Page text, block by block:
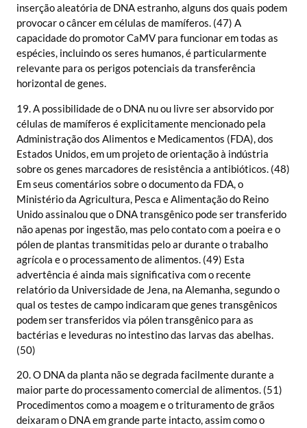
inserção aleatória de DNA estranho, alguns dos quais podem
provocar o câncer em células de mamíferos. (47) A
capacidade do promotor CaMV para funcionar em todas as
espécies, incluindo os seres humanos, é particularmente
relevante para os perigos potenciais da transferência
horizontal de genes.
19. A possibilidade de o DNA nu ou livre ser absorvido por
células de mamíferos é explicitamente mencionado pela
Administração dos Alimentos e Medicamentos (FDA), dos
Estados Unidos, em um projeto de orientação à indústria
sobre os genes marcadores de resistência a antibióticos. (48)
Em seus comentários sobre o documento da FDA, o
Ministério da Agricultura, Pesca e Alimentação do Reino
Unido assinalou que o DNA transgênico pode ser transferido
não apenas por ingestão, mas pelo contato com a poeira e o
pólen de plantas transmitidas pelo ar durante o trabalho
agrícola e o processamento de alimentos. (49) Esta
advertência é ainda mais significativa com o recente
relatório da Universidade de Jena, na Alemanha, segundo o
qual os testes de campo indicaram que genes transgênicos
podem ser transferidos via pólen transgênico para as
bactérias e leveduras no intestino das larvas das abelhas.
(50)
20. O DNA da planta não se degrada facilmente durante a
maior parte do processamento comercial de alimentos. (51)
Procedimentos como a moagem e o trituramento de grãos
deixaram o DNA em grande parte intacto, assim como o